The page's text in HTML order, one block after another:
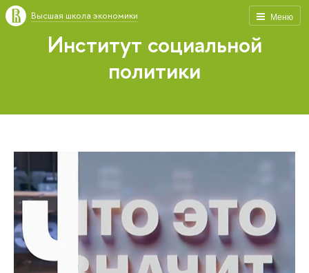
Меню
Высшая школа экономики
Институт социальной
политики